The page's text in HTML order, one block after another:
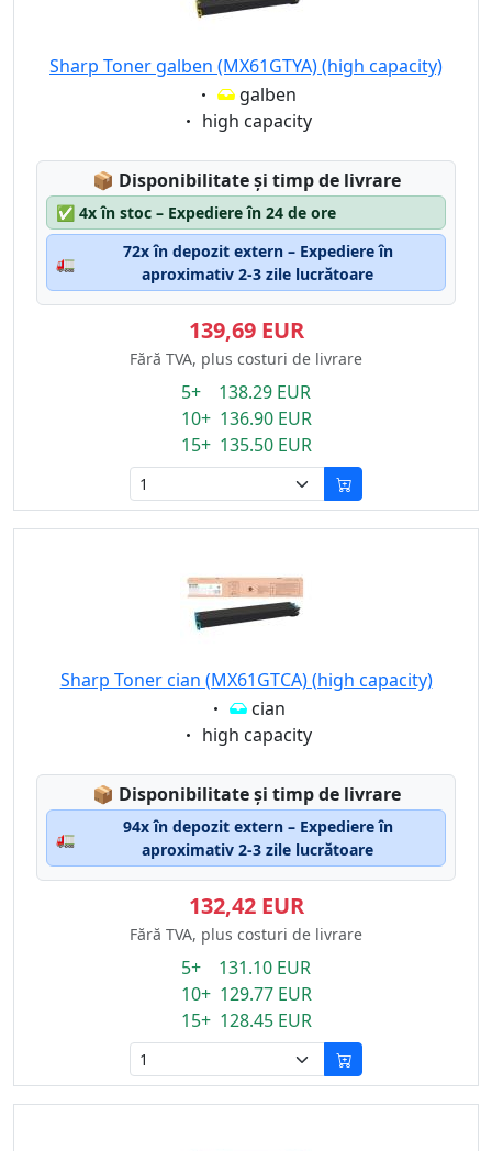
Sharp Toner galben (MX61GTYA) (high capacity)
Eigenschaft:
galben
Eigenschaft:
high capacity
📦 Lagerstatus:
Disponibilitate și timp de livrare
✅ 4x în stoc – Expediere în 24 de ore
🚛
72x în depozit extern – Expediere în
aproximativ 2-3 zile lucrătoare
139,69 EUR
Fără TVA, plus costuri de livrare
5+ 138.29 EUR
10+ 136.90 EUR
15+ 135.50 EUR
Sharp Toner cian (MX61GTCA) (high capacity)
Eigenschaft:
cian
Eigenschaft:
high capacity
📦 Lagerstatus:
Disponibilitate și timp de livrare
🚛
94x în depozit extern – Expediere în
aproximativ 2-3 zile lucrătoare
132,42 EUR
Fără TVA, plus costuri de livrare
5+ 131.10 EUR
10+ 129.77 EUR
15+ 128.45 EUR